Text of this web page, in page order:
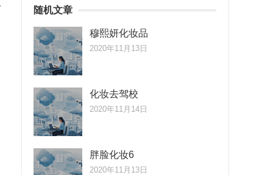
随机文章
穆熙妍化妆品
2020年11月13日
化妆去驾校
2020年11月14日
胖脸化妆6
2020年11月13日